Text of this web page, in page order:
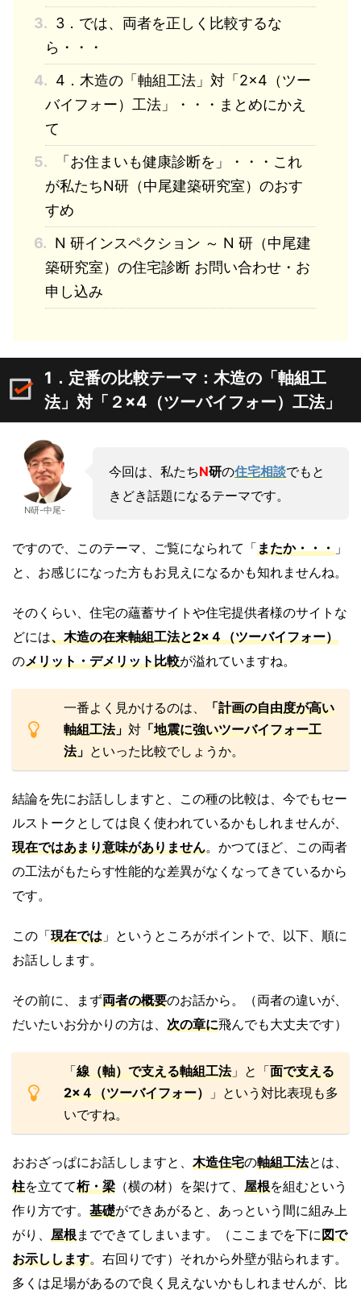
3. 3．では、両者を正しく比較するな
ら・・・
4. 4．木造の「軸組工法」対「2×4（ツー
バイフォー）工法」・・・まとめにかえ
て
5.
「お住まいも健康診断を」・・・これ
が私たちN研（中尾建築研究室）のおす
すめ
6. N 研インスペクション ～ N 研（中尾建
築研究室）の住宅診断 お問い合わせ・お
申し込み
1．定番の比較テーマ：木造の「軸組工
法」対「２×4（ツーバイフォー）工法」
N研-中尾-
今回は、私たちN研の住宅相談でもと
きどき話題になるテーマです。
ですので、このテーマ、ご覧になられて「またか・・・ 」
と、お感じになった方もお見えになるかも知れませんね。
そのくらい、住宅の蘊蓄サイトや住宅提供者様のサイトな
どには、木造の在来軸組工法と2×４（ツーバイフォー）
のメリット・デメリット比較が溢れていますね。
一番よく見かけるのは、 「計画の自由度が高い
軸組工法」 対 「地震に強いツーバイフォー工
法」 といった比較でしょうか。
結論を先にお話ししますと、この種の比較は、今でもセー
ルストークとしては良く使われているかもしれませんが、
現在ではあまり意味がありません。かつてほど、この両者
の工法がもたらす性能的な差異がなくなってきているから
です。
この「現在では 」というところがポイントで、以下、順に
お話しします。
その前に、まず両者の概要のお話から。（両者の違いが、
だいたいお分かりの方は、 次の章に飛んでも大丈夫です）
「線（軸）で支える軸組工法」と「面で支える
2×４（ツーバイフォー）
」という対比表現も多
いですね。
おおざっぱにお話ししますと、 木造住宅の軸組工法とは、
柱を立てて桁・梁 （横の材）を架けて、 屋根を組むという
作り方です。 基礎ができあがると、あっという間に組み上
がり、 屋根までできてしまいます。（ここまでを下に図で
お示しします。右回りです）それから外壁が貼られます。
多くは足場があるので良く見えないかもしれませんが、比